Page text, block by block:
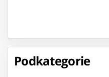
Podkategorie